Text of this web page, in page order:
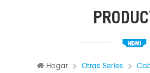
Hogar Otras Series